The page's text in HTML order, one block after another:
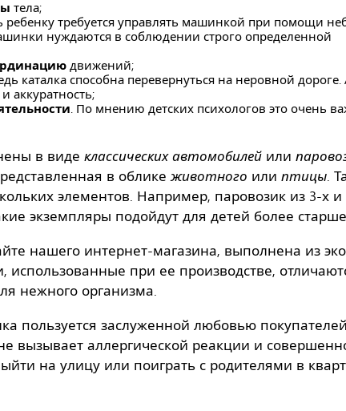
тела;
ребенку требуется управлять машинкой при помощи
нуждаются в соблюдении строго определенной
движений;
каталка способна перевернуться на неровной дороге.
аккуратность;
. По мнению детских психологов это очень
в виде классических автомобилей или
в обликеживотного или птицы.
элементов. Например, паровозик из 3-х и
экземпляры подойдут для детей более
нашего интернет-магазина, выполнена из
использованные при ее производстве,
нежного организма.
пользуется заслуженной любовью
вызывает аллергической реакции и
на улицу или поиграть с родителями в